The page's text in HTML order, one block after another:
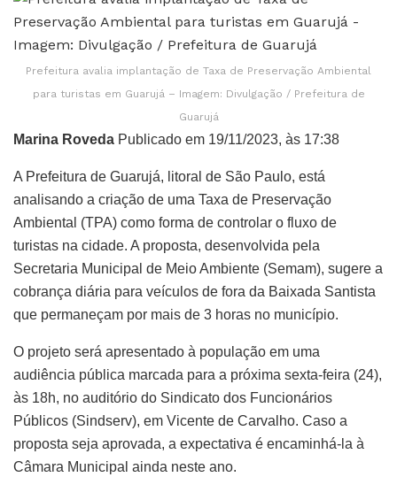
Prefeitura avalia implantação de Taxa de Preservação Ambiental
para turistas em Guarujá – Imagem: Divulgação / Prefeitura de
Guarujá
Marina Roveda Publicado em 19/11/2023, às 17:38
A Prefeitura de Guarujá, litoral de São Paulo, está
analisando a criação de uma Taxa de Preservação
Ambiental (TPA) como forma de controlar o fluxo de
turistas na cidade. A proposta, desenvolvida pela
Secretaria Municipal de Meio Ambiente (Semam), sugere a
cobrança diária para veículos de fora da Baixada Santista
que permaneçam por mais de 3 horas no município.
O projeto será apresentado à população em uma
audiência pública marcada para a próxima sexta-feira (24),
às 18h, no auditório do Sindicato dos Funcionários
Públicos (Sindserv), em Vicente de Carvalho. Caso a
proposta seja aprovada, a expectativa é encaminhá-la à
Câmara Municipal ainda neste ano.